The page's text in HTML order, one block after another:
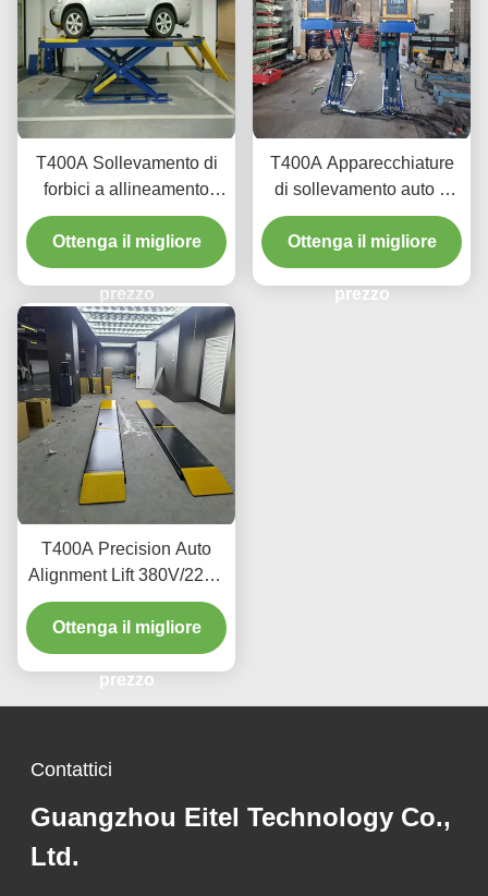
T400A Sollevamento di
forbici a allineamento
durevole 4000 kg con
sollevamento liscio
Ottenga il migliore
prezzo
T400A Apparecchiature
di sollevamento auto a
profilo ultra basso per
allineamento e
manutenzione
Ottenga il migliore
prezzo
T400A Precision Auto
Alignment Lift 380V/220V
con design a basso
profilo
Ottenga il migliore
prezzo
Contattici
Guangzhou Eitel Technology Co.,
Ltd.